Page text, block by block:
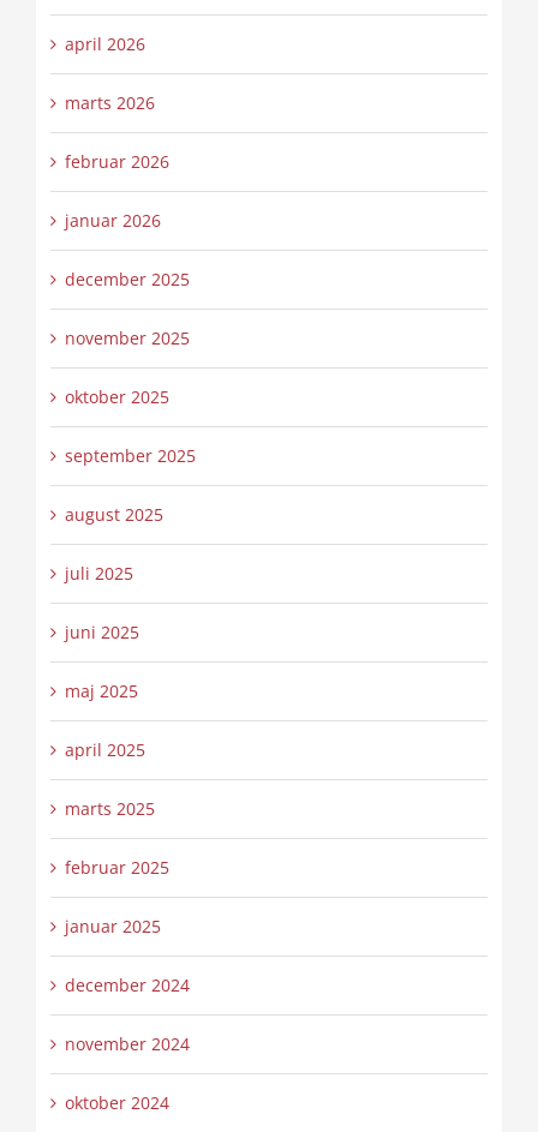
april 2026
marts 2026
februar 2026
januar 2026
december 2025
november 2025
oktober 2025
september 2025
august 2025
juli 2025
juni 2025
maj 2025
april 2025
marts 2025
februar 2025
januar 2025
december 2024
november 2024
oktober 2024